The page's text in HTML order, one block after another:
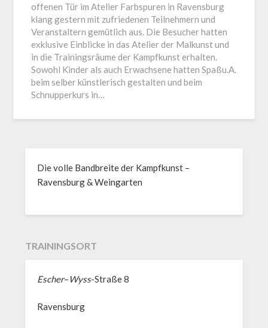
offenen Tür im Atelier Farbspuren in Ravensburg
klang gestern mit zufriedenen Teilnehmern und
Veranstaltern gemütlich aus. Die Besucher hatten
exklusive Einblicke in das Atelier der Malkunst und
in die Trainingsräume der Kampfkunst erhalten.
Sowohl Kinder als auch Erwachsene hatten Spaßu.A.
beim selber künstlerisch gestalten und beim
Schnupperkurs in…
Die volle Bandbreite der Kampfkunst –
Ravensburg & Weingarten
TRAININGSORT
Escher–Wyss-Straße 8
Ravensburg